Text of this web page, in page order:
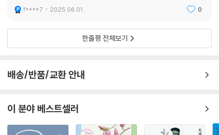
f****7 2025.06.01. 0
한줄평 전체보기
배송/반품/교환 안내
이 분야 베스트셀러